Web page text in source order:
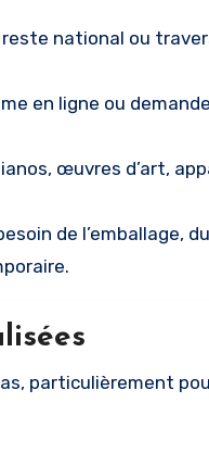
national ou
en ligne ou
œuvres d’art,
de l’emballage,
particulièrement